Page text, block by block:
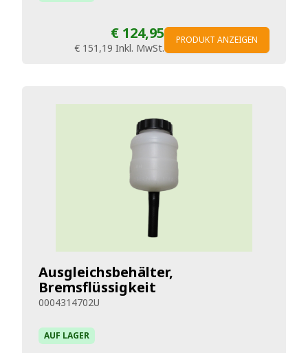
€ 124,95
€ 151,19 Inkl. MwSt.
PRODUKT ANZEIGEN
Ausgleichsbehälter,
Bremsflüssigkeit
0004314702U
AUF LAGER